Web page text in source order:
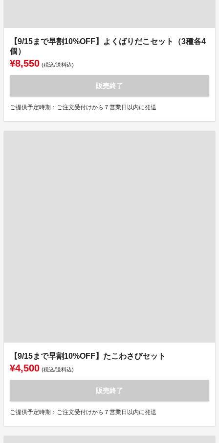
【9/15まで早割10%OFF】よくばりだこセット（3種各4
個）
¥8,550 (税込/送料込)
販売終了
ご提供予定時期：ご注文受付けから７営業日以内に発送
【9/15まで早割10%OFF】たこわさびセット
¥4,500 (税込/送料込)
販売終了
ご提供予定時期：ご注文受付けから７営業日以内に発送